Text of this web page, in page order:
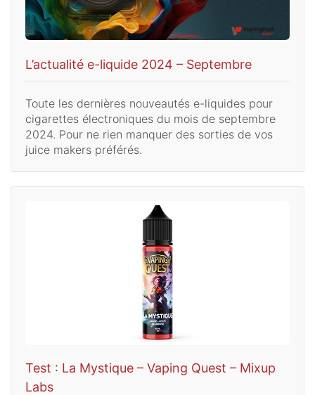
L’actualité e-liquide 2024 – Septembre
Toute les dernières nouveautés e-liquides pour
cigarettes électroniques du mois de septembre
2024. Pour ne rien manquer des sorties de vos
juice makers préférés.
Test : La Mystique – Vaping Quest – Mixup
Labs